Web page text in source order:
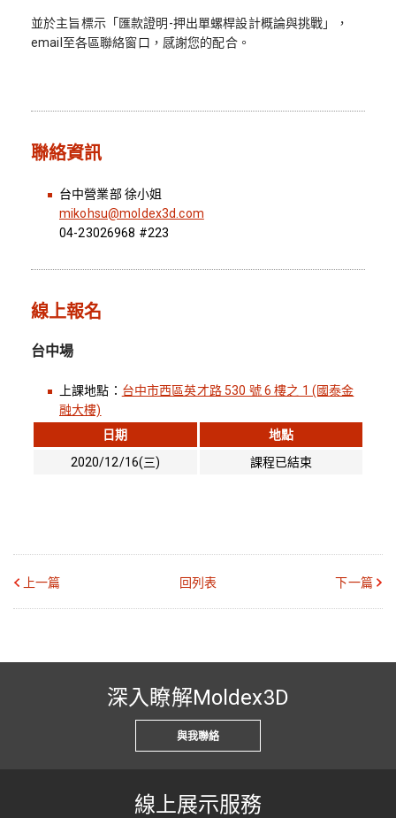
並於主旨標示「匯款證明-押出單螺桿設計概論與挑戰」，
email至各區聯絡窗口，感謝您的配合。
聯絡資訊
台中營業部 徐小姐
mikohsu@moldex3d.com
04-23026968 #223
線上報名
台中場
上課地點： 台中市西區英才路 530 號 6 樓之 1 (國泰金
融大樓)
日期
地點
2020/12/16(三)
課程已結束
上一篇 回列表 下一篇
深入瞭解Moldex3D
與我聯絡
線上展示服務